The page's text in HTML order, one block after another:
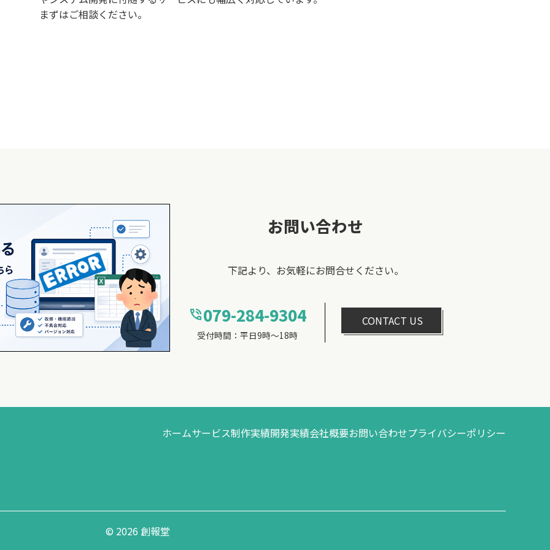
まずはご相談ください。
お問い合わせ
下記より、お気軽にお問合せください。
phone_in_talk079-284-9304
受付時間：平日9時～18時
CONTACT US
ホームサービス制作実績開発実績会社概要お問い合わせプライバシーポリシー
© 2026 創報堂